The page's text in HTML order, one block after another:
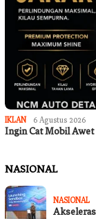
IKLAN 6 Agustus 2026
Ingin Cat Mobil
NASIONAL
NASIONAL